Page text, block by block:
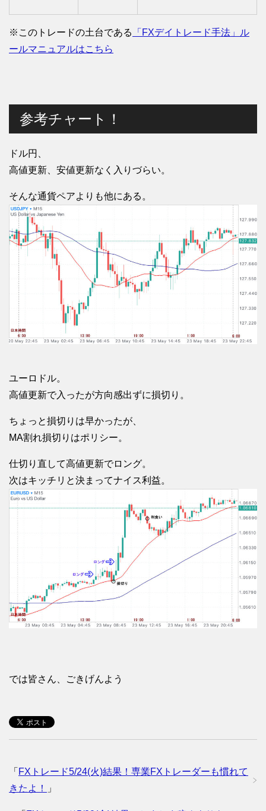
※このトレードの土台である
「FXデイトレード手法」ル
ールマニュアルはこちら
参考チャート！
ドル円、
高値更新、安値更新なく入りづらい。
そんな通貨ペアよりも他にある。
ユーロドル。
高値更新で入ったが方向感出ずに損切り。
ちょっと損切りは早かったが、
MA割れ損切りはポリシー。
仕切り直して高値更新でロング。
次はキッチリと決まってナイス利益。
では皆さん、ごきげんよう
「 FXトレード5/24(火)結果！専業FXトレーダーも慣れて
きたよ！
」